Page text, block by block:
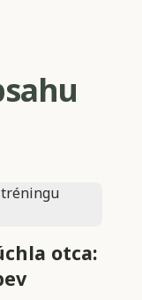
otca: